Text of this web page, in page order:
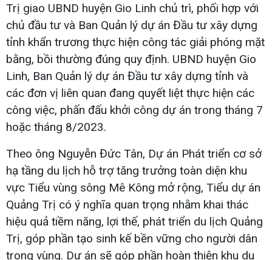
Trị giao UBND huyện Gio Linh chủ trì, phối hợp với
chủ đầu tư và Ban Quản lý dự án Đầu tư xây dựng
tỉnh khẩn trương thực hiện công tác giải phóng mặt
bằng, bồi thường đúng quy định. UBND huyện Gio
Linh, Ban Quản lý dự án Đầu tư xây dựng tỉnh và
các đơn vị liên quan đang quyết liệt thực hiện các
công việc, phấn đấu khởi công dự án trong tháng 7
hoặc tháng 8/2023.
Theo ông Nguyễn Đức Tân, Dự án Phát triển cơ sở
hạ tầng du lịch hỗ trợ tăng trưởng toàn diện khu
vực Tiểu vùng sông Mê Kông mở rộng, Tiểu dự án
Quảng Trị có ý nghĩa quan trọng nhằm khai thác
hiệu quả tiềm năng, lợi thế, phát triển du lịch Quảng
Trị, góp phần tạo sinh kế bền vững cho người dân
trong vùng. Dự án sẽ góp phần hoàn thiện khu du